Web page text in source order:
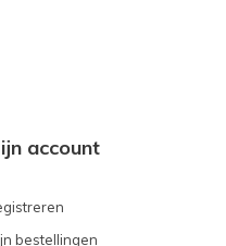
account
bestellingen